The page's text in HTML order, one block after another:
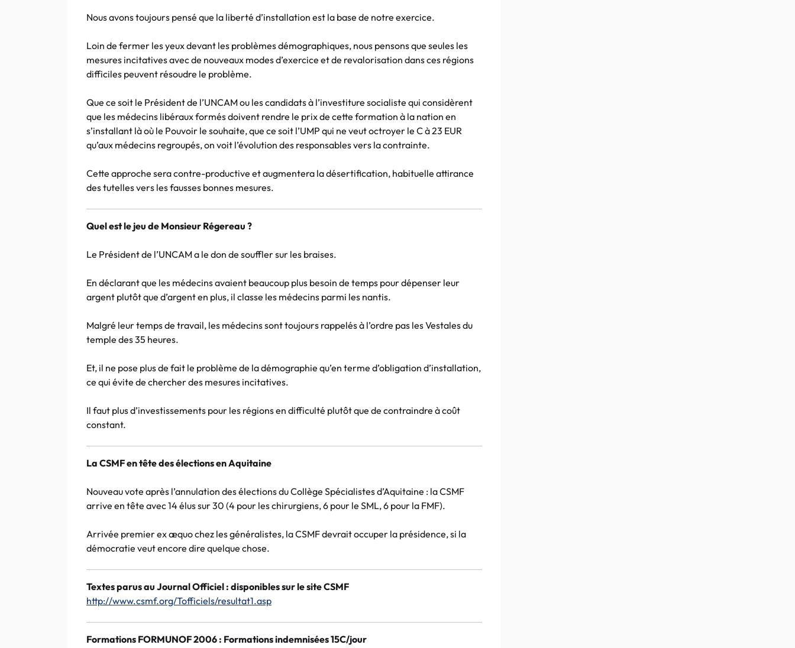
Nous avons toujours pensé que la liberté d’installation est la base de notre exercice.
Loin de fermer les yeux devant les problèmes démographiques, nous pensons que seules les
mesures incitatives avec de nouveaux modes d’exercice et de revalorisation dans ces régions
difficiles peuvent résoudre le problème.
Que ce soit le Président de l’UNCAM ou les candidats à l’investiture socialiste qui considèrent
que les médecins libéraux formés doivent rendre le prix de cette formation à la nation en
s’installant là où le Pouvoir le souhaite, que ce soit l’UMP qui ne veut octroyer le C à 23 EUR
qu’aux médecins regroupés, on voit l’évolution des responsables vers la contrainte.
Cette approche sera contre-productive et augmentera la désertification, habituelle attirance
des tutelles vers les fausses bonnes mesures.
Quel est le jeu de Monsieur Régereau ?
Le Président de l’UNCAM a le don de souffler sur les braises.
En déclarant que les médecins avaient beaucoup plus besoin de temps pour dépenser leur
argent plutôt que d’argent en plus, il classe les médecins parmi les nantis.
Malgré leur temps de travail, les médecins sont toujours rappelés à l’ordre pas les Vestales du
temple des 35 heures.
Et, il ne pose plus de fait le problème de la démographie qu’en terme d’obligation d’installation,
ce qui évite de chercher des mesures incitatives.
Il faut plus d’investissements pour les régions en difficulté plutôt que de contraindre à coût
constant.
La CSMF en tête des élections en Aquitaine
Nouveau vote après l’annulation des élections du Collège Spécialistes d’Aquitaine : la CSMF
arrive en tête avec 14 élus sur 30 (4 pour les chirurgiens, 6 pour le SML, 6 pour la FMF).
Arrivée premier ex æquo chez les généralistes, la CSMF devrait occuper la présidence, si la
démocratie veut encore dire quelque chose.
Textes parus au Journal Officiel : disponibles sur le site CSMF
http://www.csmf.org/Tofficiels/resultat1.asp
Formations FORMUNOF 2006 : Formations indemnisées 15C/jour